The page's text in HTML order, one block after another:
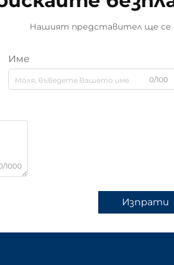
Нашият представител ще се
Име
0/100
1000
Изпрати